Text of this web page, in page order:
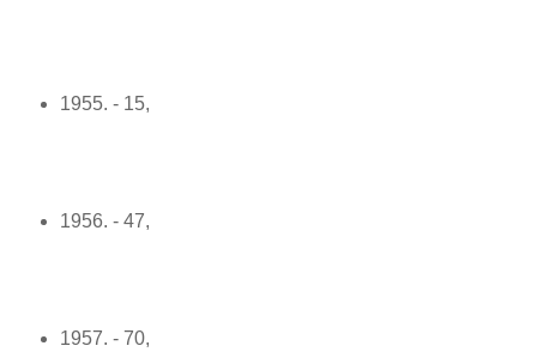
1955. - 15,
1956. - 47,
1957. - 70,